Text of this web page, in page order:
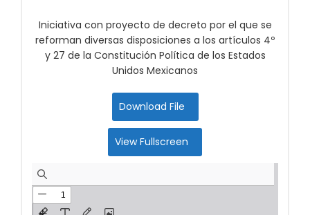
Iniciativa con proyecto de decreto por el que se
reforman diversas disposiciones a los artículos 4º
y 27 de la Constitución Política de los Estados
Unidos Mexicanos
Download File
View Fullscreen